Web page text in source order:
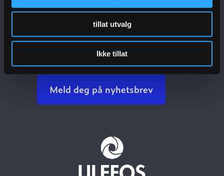
tillat utvalg
Ikke tillat
Få siste nytt i
innboksen
Meld deg på nyhetsbrev